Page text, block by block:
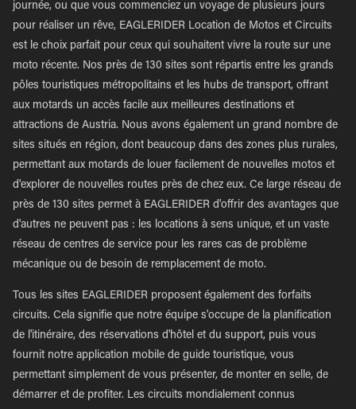
journée, ou que vous commenciez un voyage de plusieurs jours
pour réaliser un rêve, EAGLERIDER Location de Motos et Circuits
est le choix parfait pour ceux qui souhaitent vivre la route sur une
moto récente. Nos près de 130 sites sont répartis entre les grands
pôles touristiques métropolitains et les hubs de transport, offrant
aux motards un accès facile aux meilleures destinations et
attractions de Austria. Nous avons également un grand nombre de
sites situés en région, dont beaucoup dans des zones plus rurales,
permettant aux motards de louer facilement de nouvelles motos et
d'explorer de nouvelles routes près de chez eux. Ce large réseau de
près de 130 sites permet à EAGLERIDER d'offrir des avantages que
d'autres ne peuvent pas : les locations à sens unique, et un vaste
réseau de centres de service pour les rares cas de problème
mécanique ou de besoin de remplacement de moto.
Tous les sites EAGLERIDER proposent également des forfaits
circuits. Cela signifie que notre équipe s'occupe de la planification
de l'itinéraire, des réservations d'hôtel et du support, puis vous
fournit notre application mobile de guide touristique, vous
permettant simplement de vous présenter, de monter en selle, de
démarrer et de profiter. Les circuits mondialement connus